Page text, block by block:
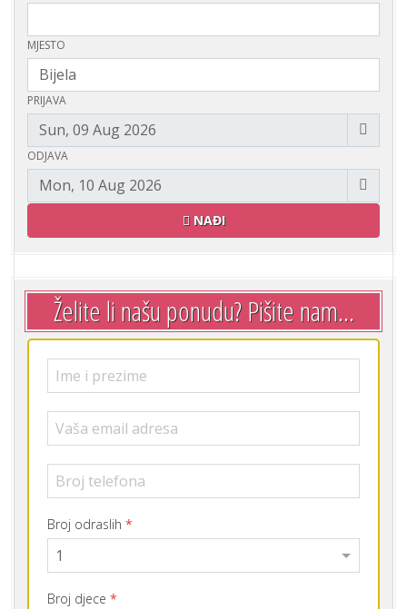
MJESTO
PRIJAVA
ODJAVA
NAĐI
Želite li našu ponudu? Pišite nam...
Broj odraslih *
Broj djece *